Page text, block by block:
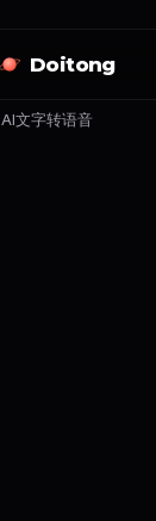
Doitong
AI文字转语音